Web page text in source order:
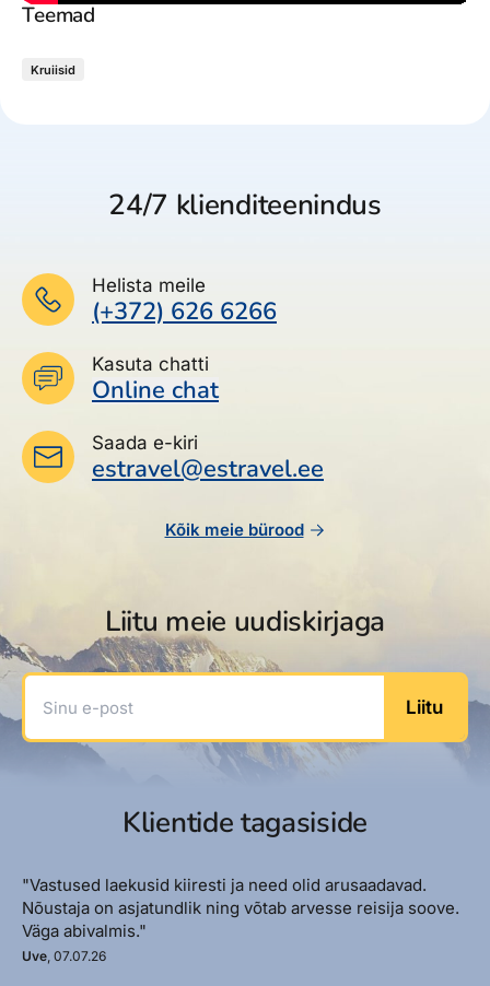
Teemad
Kruiisid
24/7 klienditeenindus
Helista meile
(+372) 626 6266
Kasuta chatti
Online chat
Saada e-kiri
estravel@estravel.ee
Kõik meie bürood
Liitu meie uudiskirjaga
Sinu e-post
Liitu
Klientide tagasiside
"Vastused laekusid kiiresti ja need olid arusaadavad.
Nõustaja on asjatundlik ning võtab arvesse reisija soove.
Väga abivalmis."
Uve, 07.07.26